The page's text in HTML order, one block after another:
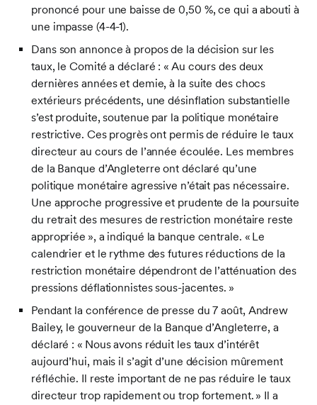
prononcé pour une baisse de 0,50 %, ce qui a abouti à
une impasse (4-4-1).
Dans son annonce à propos de la décision sur les
taux, le Comité a déclaré : « Au cours des deux
dernières années et demie, à la suite des chocs
extérieurs précédents, une désinflation substantielle
s’est produite, soutenue par la politique monétaire
restrictive. Ces progrès ont permis de réduire le taux
directeur au cours de l’année écoulée. Les membres
de la Banque d’Angleterre ont déclaré qu’une
politique monétaire agressive n’était pas nécessaire.
Une approche progressive et prudente de la poursuite
du retrait des mesures de restriction monétaire reste
appropriée », a indiqué la banque centrale. « Le
calendrier et le rythme des futures réductions de la
restriction monétaire dépendront de l’atténuation des
pressions déflationnistes sous-jacentes. »
Pendant la conférence de presse du 7 août, Andrew
Bailey, le gouverneur de la Banque d’Angleterre, a
déclaré : « Nous avons réduit les taux d’intérêt
aujourd’hui, mais il s’agit d’une décision mûrement
réfléchie. Il reste important de ne pas réduire le taux
directeur trop rapidement ou trop fortement. » Il a